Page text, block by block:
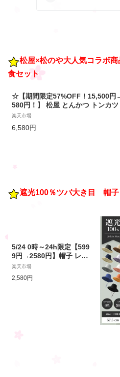
松屋×松のや大人気コラボ
食セット
☆【期間限定57%OFF！15,500円
580円！】 松屋 とんかつ トンカツ
ースかつカレー10食セット（ロース
しの具 -プレミアム仕様- ×10） 肉
楽天市場
6,580円
遮光100％ツバ大き目 帽子
5/24 0時～24h限定【599
9円→2580円】帽子 レデ
ィース ハット つば広帽
バケットハット 旅行 小顔
効果 紫外線カット UVカ
楽天市場
2,580円